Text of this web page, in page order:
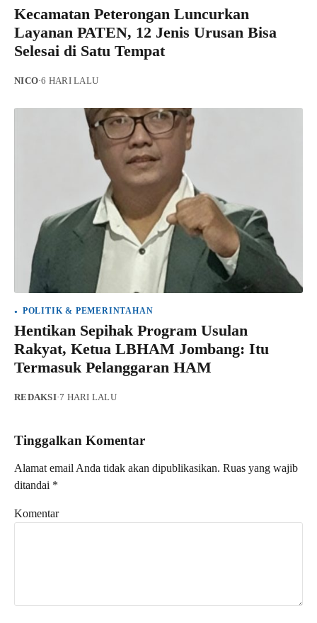
Kecamatan Peterongan Luncurkan
Layanan PATEN, 12 Jenis Urusan Bisa
Selesai di Satu Tempat
NICO·6 HARI LALU
POLITIK & PEMERINTAHAN
Hentikan Sepihak Program Usulan
Rakyat, Ketua LBHAM Jombang: Itu
Termasuk Pelanggaran HAM
REDAKSI·7 HARI LALU
Tinggalkan Komentar
Alamat email Anda tidak akan dipublikasikan. Ruas yang wajib
ditandai *
Komentar